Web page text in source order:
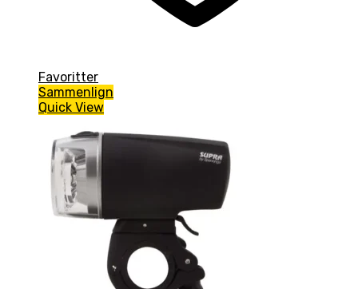
Favoritter
Sammenlign
Quick View